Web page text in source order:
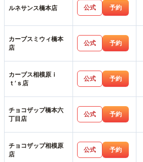
ルネサンス橋本店 公式 予約
カーブスミウィ橋本
店
公式 予約
カーブス相模原ｉ
ｔ’ｓ店
公式 予約
チョコザップ橋本六
丁目店
公式 予約
チョコザップ相模原
店
公式 予約